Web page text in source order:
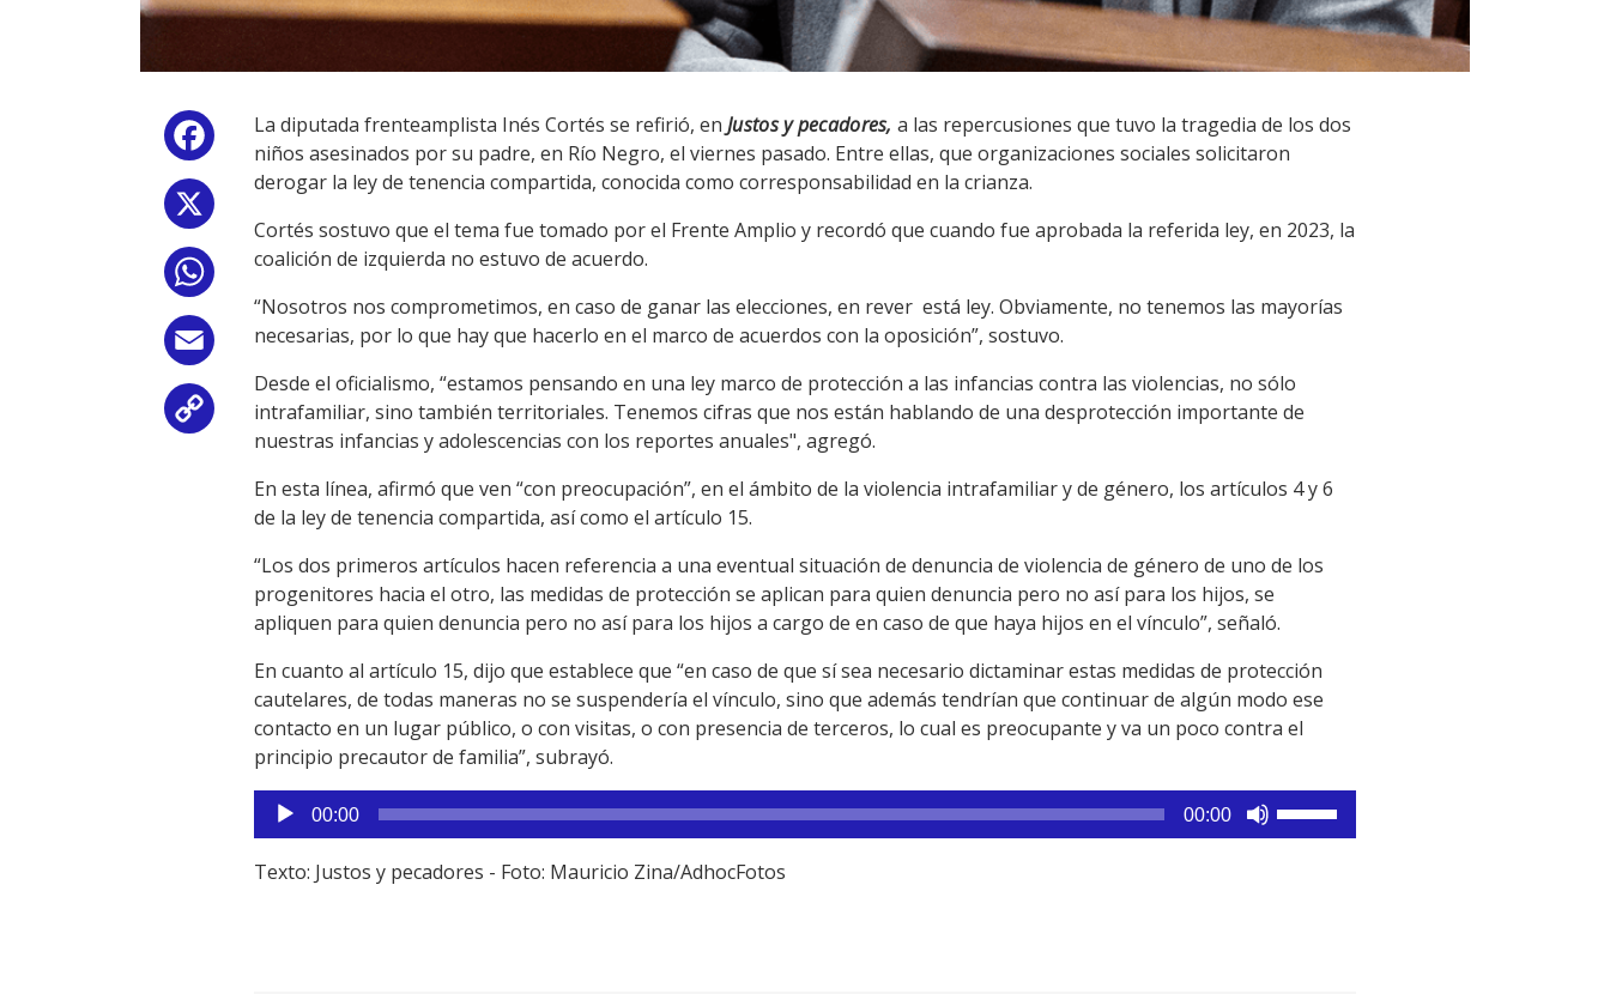
Facebook
Email
Copy
La diputada frenteamplista Inés Cortés se refirió, en Justos y pecadores, a las repercusiones que tuvo la tragedia de los dos
niños asesinados por su padre, en Río Negro, el viernes pasado. Entre ellas, que organizaciones sociales solicitaron
derogar la ley de tenencia compartida, conocida como corresponsabilidad en la crianza.
Cortés sostuvo que el tema fue tomado por el Frente Amplio y recordó que cuando fue aprobada la referida ley, en 2023, la
coalición de izquierda no estuvo de acuerdo.
“Nosotros nos comprometimos, en caso de ganar las elecciones, en rever está ley. Obviamente, no tenemos las mayorías
necesarias, por lo que hay que hacerlo en el marco de acuerdos con la oposición”, sostuvo.
Desde el oficialismo, “estamos pensando en una ley marco de protección a las infancias contra las violencias, no sólo
intrafamiliar, sino también territoriales. Tenemos cifras que nos están hablando de una desprotección importante de
nuestras infancias y adolescencias con los reportes anuales", agregó.
En esta línea, afirmó que ven “con preocupación”, en el ámbito de la violencia intrafamiliar y de género, los artículos 4 y 6
de la ley de tenencia compartida, así como el artículo 15.
“Los dos primeros artículos hacen referencia a una eventual situación de denuncia de violencia de género de uno de los
progenitores hacia el otro, las medidas de protección se aplican para quien denuncia pero no así para los hijos, se
apliquen para quien denuncia pero no así para los hijos a cargo de en caso de que haya hijos en el vínculo”, señaló.
En cuanto al artículo 15, dijo que establece que “en caso de que sí sea necesario dictaminar estas medidas de protección
cautelares, de todas maneras no se suspendería el vínculo, sino que además tendrían que continuar de algún modo ese
contacto en un lugar público, o con visitas, o con presencia de terceros, lo cual es preocupante y va un poco contra el
principio precautor de familia”, subrayó.
Reproductor
de
audio
00:00 00:00
Texto: Justos y pecadores - Foto: Mauricio Zina/AdhocFotos